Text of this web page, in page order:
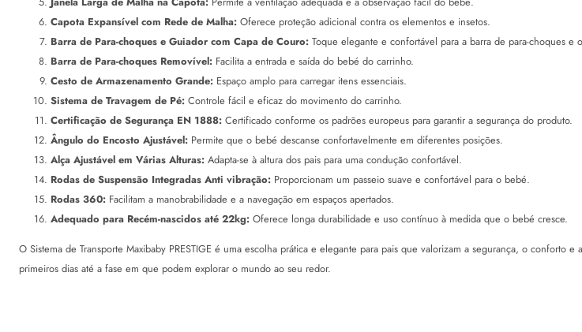
Capota Expansível com Rede de Malha: Oferece proteção adicional contra os elementos e insetos.
Barra de Para-choques e Guiador com Capa de Couro: Toque elegante e confortável para a barra de para-choques e
Barra de Para-choques Removível: Facilita a entrada e saída do bebé do carrinho.
Cesto de Armazenamento Grande: Espaço amplo para carregar itens essenciais.
Sistema de Travagem de Pé: Controle fácil e eficaz do movimento do carrinho.
Certificação de Segurança EN 1888: Certificado conforme os padrões europeus para garantir a segurança do produto.
Ângulo do Encosto Ajustável: Permite que o bebé descanse confortavelmente em diferentes posições.
Alça Ajustável em Várias Alturas: Adapta-se à altura dos pais para uma condução confortável.
Rodas de Suspensão Integradas Anti vibração: Proporcionam um passeio suave e confortável para o bebé.
Rodas 360: Facilitam a manobrabilidade e a navegação em espaços apertados.
Adequado para Recém-nascidos até 22kg: Oferece longa durabilidade e uso contínuo à medida que o bebé cresce.
O Sistema de Transporte Maxibaby PRESTIGE é uma escolha prática e elegante para pais que valorizam a segurança, o
primeiros dias até a fase em que podem explorar o mundo ao seu redor.